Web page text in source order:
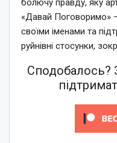
болючу правду, яку
«Давай Поговоримо»
своїми іменами та
руйнівні стосунки,
Сподобалось?